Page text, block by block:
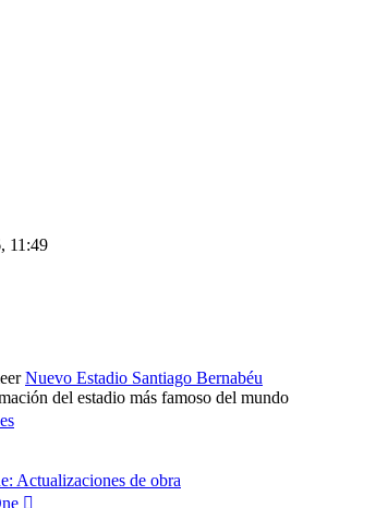
11:49
Nuevo Estadio Santiago Bernabéu
del estadio más famoso del mundo
Actualizaciones de obra